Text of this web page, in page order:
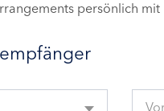
persönlich mit